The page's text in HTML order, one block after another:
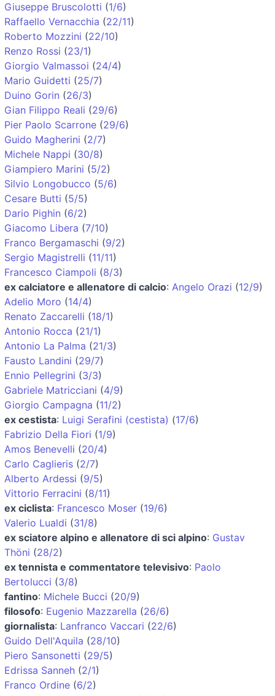
Giuseppe Bruscolotti (1/6)
Raffaello Vernacchia (22/11)
Roberto Mozzini (22/10)
Renzo Rossi (23/1)
Giorgio Valmassoi (24/4)
Mario Guidetti (25/7)
Duino Gorin (26/3)
Gian Filippo Reali (29/6)
Pier Paolo Scarrone (29/6)
Guido Magherini (2/7)
Michele Nappi (30/8)
Giampiero Marini (5/2)
Silvio Longobucco (5/6)
Cesare Butti (5/5)
Dario Pighin (6/2)
Giacomo Libera (7/10)
Franco Bergamaschi (9/2)
Sergio Magistrelli (11/11)
Francesco Ciampoli (8/3)
ex calciatore e allenatore di calcio: Angelo Orazi (12/9)
Adelio Moro (14/4)
Renato Zaccarelli (18/1)
Antonio Rocca (21/1)
Antonio La Palma (21/3)
Fausto Landini (29/7)
Ennio Pellegrini (3/3)
Gabriele Matricciani (4/9)
Giorgio Campagna (11/2)
ex cestista: Luigi Serafini (cestista) (17/6)
Fabrizio Della Fiori (1/9)
Amos Benevelli (20/4)
Carlo Caglieris (2/7)
Alberto Ardessi (9/5)
Vittorio Ferracini (8/11)
ex ciclista: Francesco Moser (19/6)
Valerio Lualdi (31/8)
ex sciatore alpino e allenatore di sci alpino: Gustav
Thöni (28/2)
ex tennista e commentatore televisivo: Paolo
Bertolucci (3/8)
fantino: Michele Bucci (20/9)
filosofo: Eugenio Mazzarella (26/6)
giornalista: Lanfranco Vaccari (22/6)
Guido Dell'Aquila (28/10)
Piero Sansonetti (29/5)
Edrissa Sanneh (2/1)
Franco Ordine (6/2)